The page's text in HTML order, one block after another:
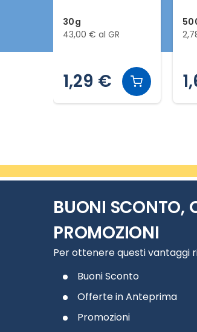
30g
43,00 € al GR
1,29 €
BUONI SCONTO,
PROMOZIONI
Per ottenere questi vantaggi
Buoni Sconto
Offerte in Anteprima
Promozioni